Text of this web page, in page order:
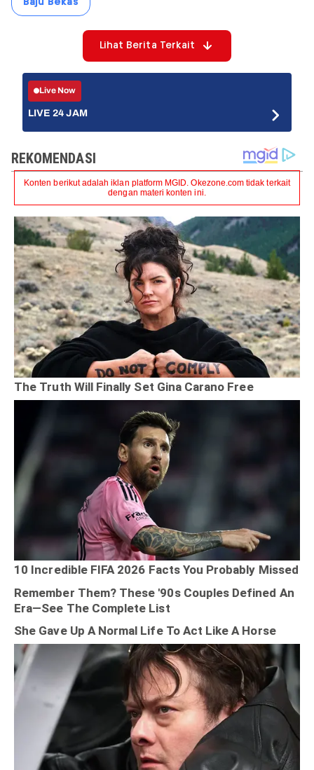
Baju Bekas
Lihat Berita Terkait
Live Now
LIVE 24 JAM